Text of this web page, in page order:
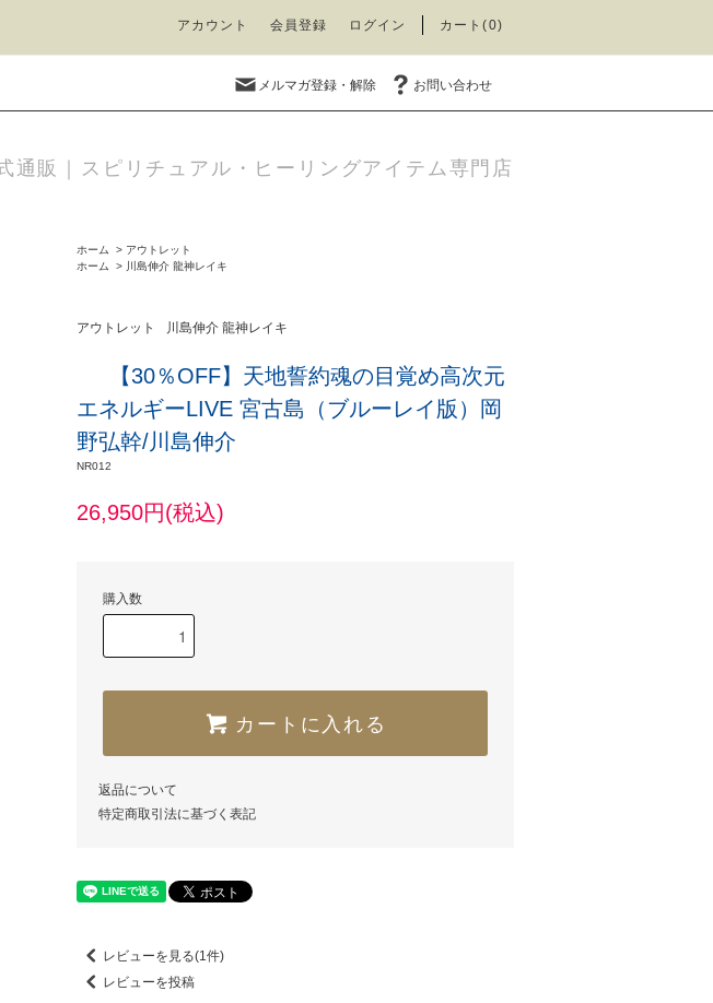
アカウント 会員登録 ログイン カート(0)
メルマガ登録・解除 お問い合わせ
通販｜スピリチュアル・ヒーリングアイテム専門店
ホーム > アウトレット
ホーム
> 川島伸介 龍神レイキ
アウトレット 川島伸介 龍神レイキ
【30％OFF】天地誓約魂の目覚め高次元
エネルギーLIVE 宮古島（ブルーレイ版）岡
野弘幹/川島伸介
NR012
26,950円(税込)
購入数
カートに入れる
返品について
特定商取引法に基づく表記
レビューを見る(1件)
レビューを投稿